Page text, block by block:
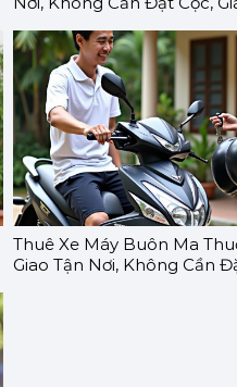
Thuê Xe Máy Buôn Ma
Giao Tận Nơi, Không Cần